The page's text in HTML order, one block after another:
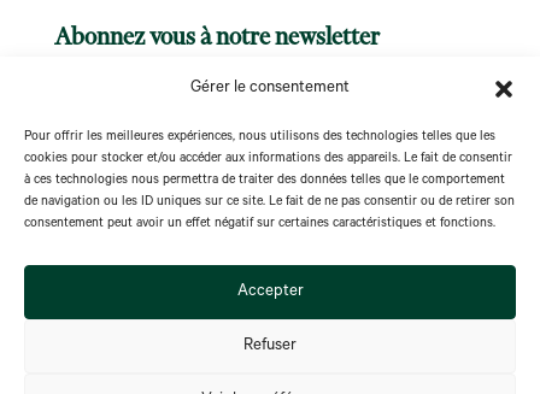
Gérer le consentement
Pour offrir les meilleures expériences, nous utilisons des technologies telles que les
cookies pour stocker et/ou accéder aux informations des appareils. Le fait de consentir
à ces technologies nous permettra de traiter des données telles que le comportement
de navigation ou les ID uniques sur ce site. Le fait de ne pas consentir ou de retirer son
consentement peut avoir un effet négatif sur certaines caractéristiques et fonctions.
Accepter
Refuser
Abonnez vous à notre newsletter
S'abonner
@ Copyright CBRE Impact